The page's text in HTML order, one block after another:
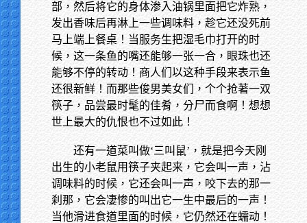
部，然后将它的身体渗入油锅里面把它炸熟，
发出香味后再淋上一些调味料，趁它还没死前
马上端上餐桌！当服务生把湿毛巾打开的时
候，这一条鱼的嘴还能够一张一合，眼珠也还
能够不停的转动！商人们以这种手段来表示鱼
还很新鲜！而那些俊男美女们，个个抢著一双
筷子，品尝最时髦的佳肴，分尸而食啊！想想
世上最大的仇恨也不过如此！
还有一道菜叫做‘三叫鼠’，就是把今天刚
出生的小老鼠用筷子夹起来，它会叫一声，沾
调味料的时候，它还会叫一声，咬下去的那一
刹那，它会凄惨的叫出它一生中最后的一声！
当他滑进食道里面的时候，它仍然还在蠕动！